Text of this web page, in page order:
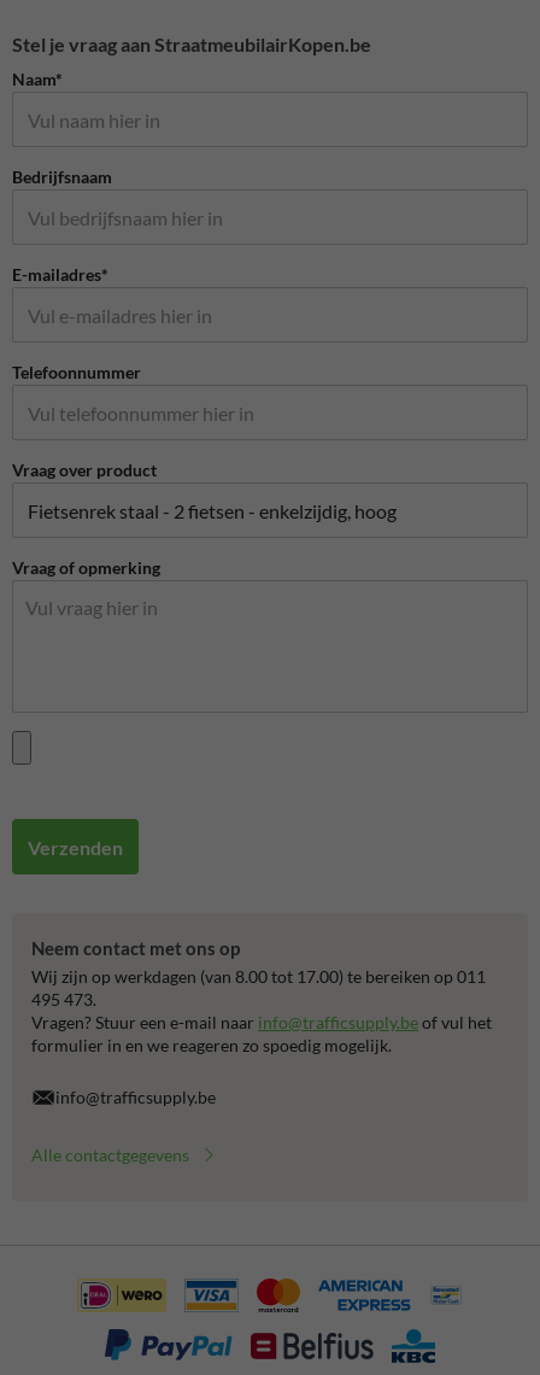
Stel je vraag aan StraatmeubilairKopen.be
Naam*
Bedrijfsnaam
E-mailadres*
Telefoonnummer
Vraag over product
Vraag of opmerking
Verzenden
Neem contact met ons op
Wij zijn op werkdagen (van 8.00 tot 17.00) te bereiken op 011
495 473.
Vragen? Stuur een e-mail naar info@trafficsupply.beof vul het
formulier in en we reageren zo spoedig mogelijk.
info@trafficsupply.be
Alle contactgegevens